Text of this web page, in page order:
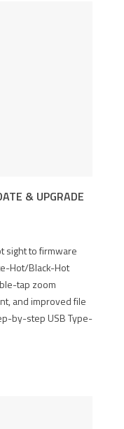
& UPGRADE
sight to firmware
Hot/Black-Hot
tap zoom
and improved file
by-step USB Type-